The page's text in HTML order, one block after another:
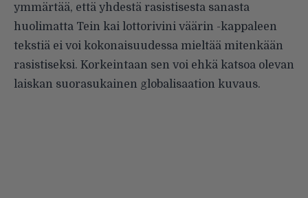
ymmärtää, että yhdestä rasistisesta sanasta
huolimatta Tein kai lottorivini väärin -kappaleen
tekstiä ei voi kokonaisuudessa mieltää mitenkään
rasistiseksi. Korkeintaan sen voi ehkä katsoa olevan
laiskan suorasukainen globalisaation kuvaus.